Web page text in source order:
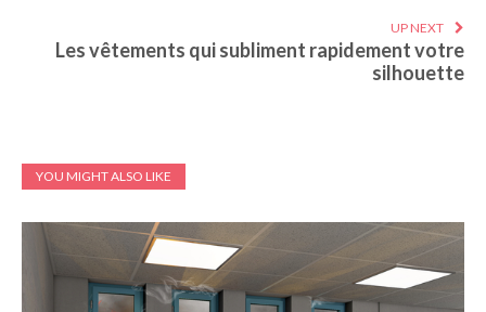
UP NEXT
Les vêtements qui subliment rapidement votre
silhouette
YOU MIGHT ALSO LIKE